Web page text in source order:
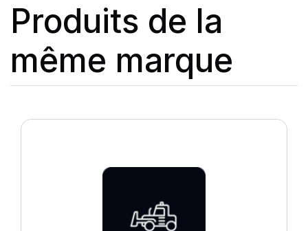
Produits de la
même marque